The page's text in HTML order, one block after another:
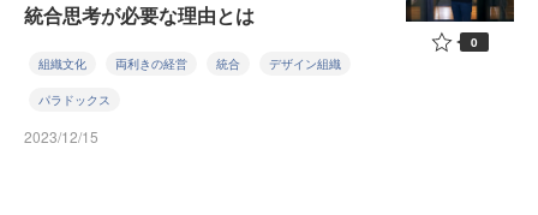
統合思考が必要な理由とは
組織文化 両利きの経営 統合 デザイン組織
パラドックス
2023/12/15
0